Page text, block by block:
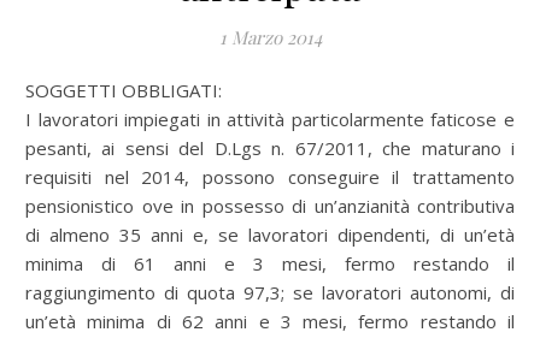
1 Marzo 2014
SOGGETTI OBBLIGATI:
I lavoratori impiegati in attività particolarmente faticose e
pesanti, ai sensi del D.Lgs n. 67/2011, che maturano i
requisiti nel 2014, possono conseguire il trattamento
pensionistico ove in possesso di un’anzianità contributiva
di almeno 35 anni e, se lavoratori dipendenti, di un’età
minima di 61 anni e 3 mesi, fermo restando il
raggiungimento di quota 97,3; se lavoratori autonomi, di
un’età minima di 62 anni e 3 mesi, fermo restando il